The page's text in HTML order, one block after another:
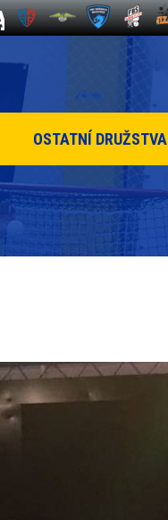
OSTATNÍ DRUŽSTVA